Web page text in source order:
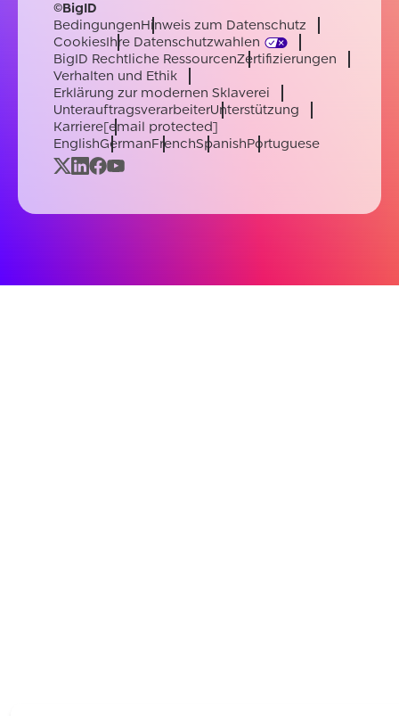
©BigID
BedingungenHinweis zum Datenschutz
CookiesIhre Datenschutzwahlen
BigID Rechtliche RessourcenZertifizierungen
Verhalten und Ethik
Erklärung zur modernen Sklaverei
UnterauftragsverarbeiterUnterstützung
Karriere[email protected]
EnglishGermanFrenchSpanishPortuguese